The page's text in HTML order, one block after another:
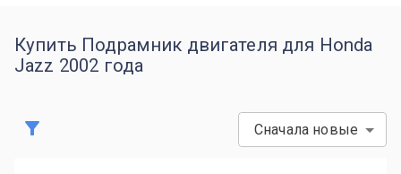
Купить Подрамник двигателя для Honda
Jazz 2002 года
Сначала новые